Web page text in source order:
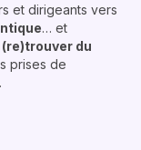
et dirigeants vers
… et
(re)trouver du
prises de